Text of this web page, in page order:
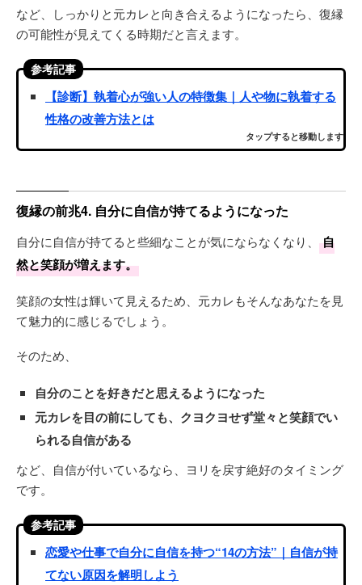
など、しっかりと元カレと向き合えるようになったら、復縁
の可能性が見えてくる時期だと言えます。
参考記事
【診断】執着心が強い人の特徴集｜人や物に執着する
性格の改善方法とは
タップすると移動します
復縁の前兆4. 自分に自信が持てるようになった
自分に自信が持てると些細なことが気にならなくなり、
自
然と笑顔が増えます。
笑顔の女性は輝いて見えるため、元カレもそんなあなたを見
て魅力的に感じるでしょう。
そのため、
自分のことを好きだと思えるようになった
元カレを目の前にしても、クヨクヨせず堂々と笑顔でい
られる自信がある
など、自信が付いているなら、ヨリを戻す絶好のタイミング
です。
参考記事
恋愛や仕事で自分に自信を持つ“14の方法”｜自信が持
てない原因を解明しよう